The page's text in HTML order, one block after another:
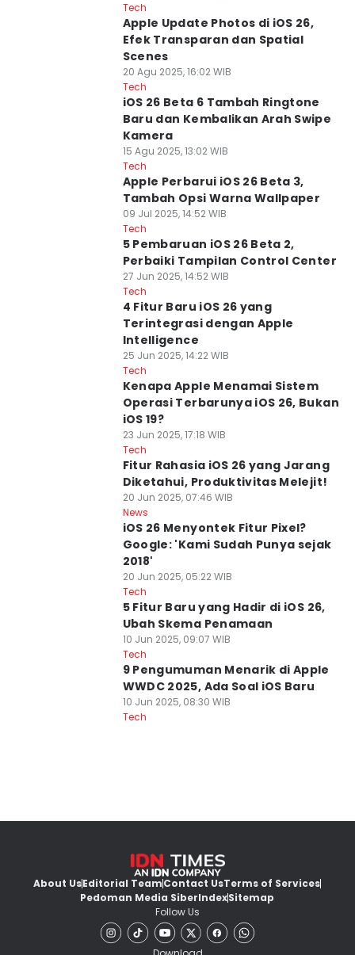
Tech
Apple Update Photos di iOS 26,
Efek Transparan dan Spatial
Scenes
20 Agu 2025, 16:02 WIB
Tech
iOS 26 Beta 6 Tambah Ringtone
Baru dan Kembalikan Arah Swipe
Kamera
15 Agu 2025, 13:02 WIB
Tech
Apple Perbarui iOS 26 Beta 3,
Tambah Opsi Warna Wallpaper
09 Jul 2025, 14:52 WIB
Tech
5 Pembaruan iOS 26 Beta 2,
Perbaiki Tampilan Control Center
27 Jun 2025, 14:52 WIB
Tech
4 Fitur Baru iOS 26 yang
Terintegrasi dengan Apple
Intelligence
25 Jun 2025, 14:22 WIB
Tech
Kenapa Apple Menamai Sistem
Operasi Terbarunya iOS 26, Bukan
iOS 19?
23 Jun 2025, 17:18 WIB
Tech
Fitur Rahasia iOS 26 yang Jarang
Diketahui, Produktivitas Melejit!
20 Jun 2025, 07:46 WIB
News
iOS 26 Menyontek Fitur Pixel?
Google: 'Kami Sudah Punya sejak
2018'
20 Jun 2025, 05:22 WIB
Tech
5 Fitur Baru yang Hadir di iOS 26,
Ubah Skema Penamaan
10 Jun 2025, 09:07 WIB
Tech
9 Pengumuman Menarik di Apple
WWDC 2025, Ada Soal iOS Baru
10 Jun 2025, 08:30 WIB
Tech
About UsEditorial TeamContact UsTerms of Services
Pedoman Media SiberIndexSitemap
Follow Us